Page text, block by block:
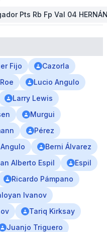
Pts Rb Fp Val 04
Fijo
Cazorla
Lucio Angulo
Larry Lewis
Murgui
Pérez
Berni Álvarez
Alberto Espil
Espil
Ricardo Pámpano
Ivanov
Tariq Kirksay
Juanjo Triguero